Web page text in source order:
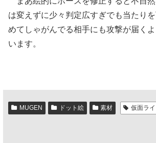
は変えずに少々判定広すぎでも当たり
めてしゃがんでる相手にも攻撃が届く
います。
MUGEN ドット絵 素材 仮面ラ